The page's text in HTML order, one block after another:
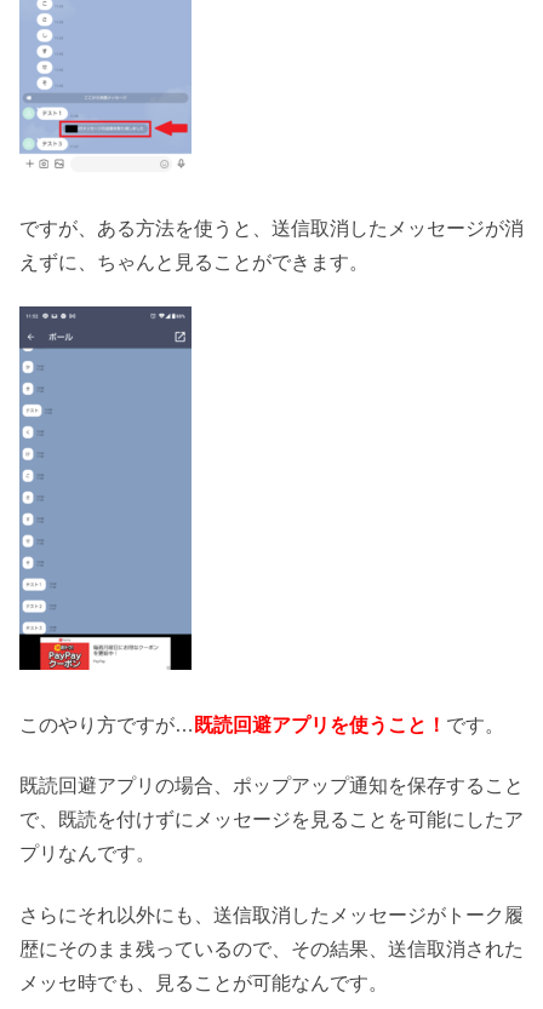
ですが、ある方法を使うと、送信取消したメッセージが消
えずに、ちゃんと見ることができます。
このやり方ですが… 既読回避アプリを使うこと！ です。
既読回避アプリの場合、ポップアップ通知を保存すること
で、既読を付けずにメッセージを見ることを可能にしたア
プリなんです。
さらにそれ以外にも、送信取消したメッセージがトーク履
歴にそのまま残っているので、その結果、送信取消された
メッセ時でも、見ることが可能なんです。